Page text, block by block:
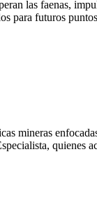
las faenas,
para futuros
mineras
quienes